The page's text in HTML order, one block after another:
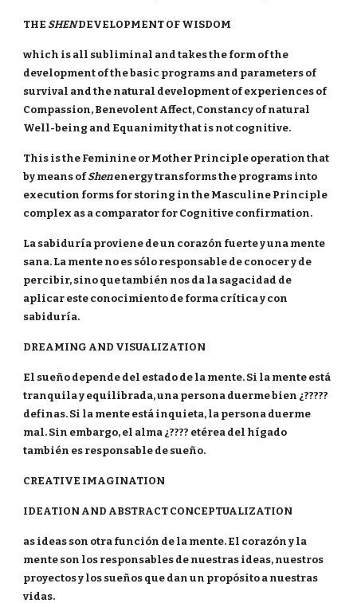
THE SHENDEVELOPMENT OF WISDOM
which is all subliminal and takes the form of the
development of the basic programs and parameters of
survival and the natural development of experiences of
Compassion, Benevolent Affect, Constancy of natural
Well-being and Equanimity that is not cognitive.
This is the Feminine or Mother Principle operation that
by means ofShenenergy transforms the programs into
execution forms for storing in the Masculine Principle
complex as a comparator for Cognitive confirmation.
La sabiduría proviene de un corazón fuerte y una mente
sana. La mente no es sólo responsable de conocer y de
percibir, sino que también nos da la sagacidad de
aplicar este conocimiento de forma crítica y con
sabiduría.
DREAMING AND VISUALIZATION
El sueño depende del estado de la mente. Si la mente está
tranquila y equilibrada, una persona duerme bien ¿?????
definas. Si la mente está inquieta, la persona duerme
mal. Sin embargo, el alma ¿???? etérea del hígado
también es responsable de sueño.
CREATIVE IMAGINATION
IDEATION AND ABSTRACT CONCEPTUALIZATION
as ideas son otra función de la mente. El corazón y la
mente son los responsables de nuestras ideas, nuestros
proyectos y los sueños que dan un propósito a nuestras
vidas.